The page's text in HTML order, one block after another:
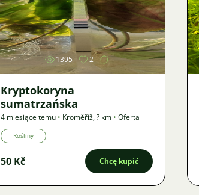
Zdjęcie
1395 2
Kryptokoryna
sumatrzańska
4 miesiące temu • Kroměříž,? km • Oferta
Rośliny
50 Kč Chcę kupić